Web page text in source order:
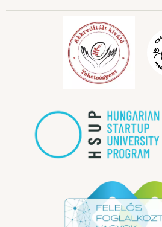
Image